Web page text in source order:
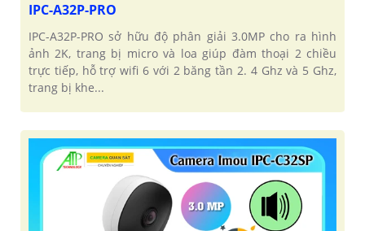
IPC-A32P-PRO
IPC-A32P-PRO sở hữu độ phân giải 3.0MP cho ra hình
ảnh 2K, trang bị micro và loa giúp đàm thoại 2 chiều
trực tiếp, hỗ trợ wifi 6 với 2 băng tần 2. 4 Ghz và 5 Ghz,
trang bị khe...